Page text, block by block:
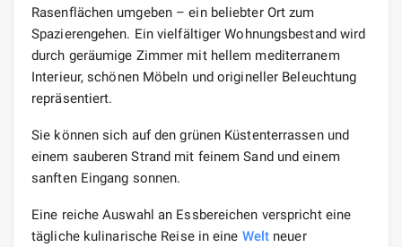
Rasenflächen umgeben – ein beliebter Ort zum
Spazierengehen. Ein vielfältiger Wohnungsbestand wird
durch geräumige Zimmer mit hellem mediterranem
Interieur, schönen Möbeln und origineller Beleuchtung
repräsentiert.
Sie können sich auf den grünen Küstenterrassen und
einem sauberen Strand mit feinem Sand und einem
sanften Eingang sonnen.
Eine reiche Auswahl an Essbereichen verspricht eine
tägliche kulinarische Reise in eine Welt neuer